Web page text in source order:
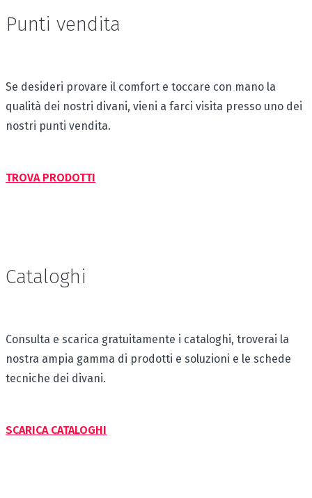
Punti vendita
Se desideri provare il comfort e toccare con mano la
qualità dei nostri divani, vieni a farci visita presso uno dei
nostri punti vendita.
TROVA PRODOTTI
Cataloghi
Consulta e scarica gratuitamente i cataloghi, troverai la
nostra ampia gamma di prodotti e soluzioni e le schede
tecniche dei divani.
SCARICA CATALOGHI